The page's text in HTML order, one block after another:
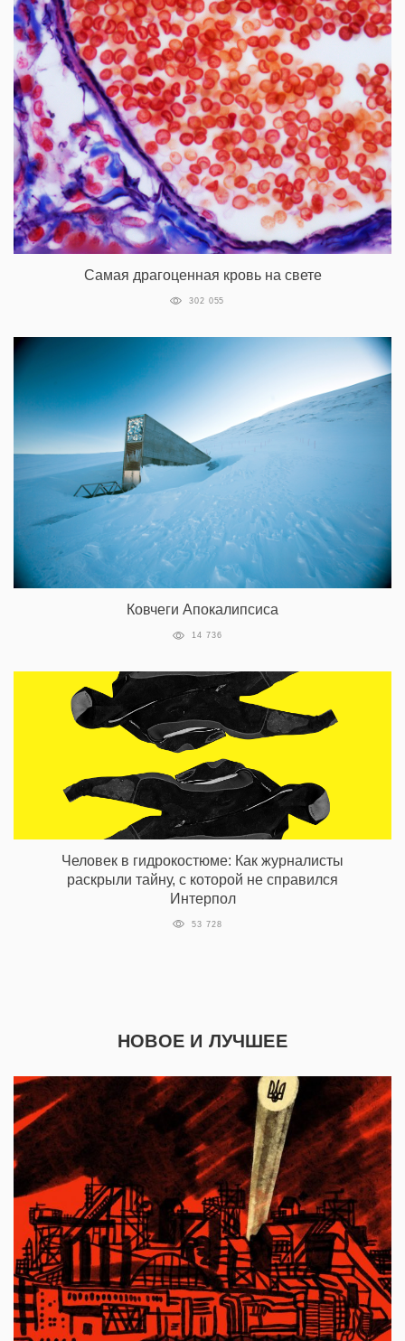
Самая драгоценная кровь на свете
302 055
Ковчеги Апокалипсиса
14 736
Человек в гидрокостюме: Как журналисты
раскрыли тайну, с которой не справился
Интерпол
53 728
НОВОЕ И ЛУЧШЕЕ